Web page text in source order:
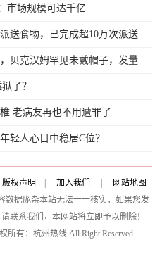
市场规模可达千亿
送食物，已完成超10万次派送
贝克汉姆罕见未戴帽子，发量
了？
老病友再也不用遭罪了
轻人心目中稳居C位？
版权声明 加入我们
网站地图
数据庞杂本站无法一一核实，如果您发
联系我们，本网站将立即予以删除！
所有：杭州热线 All Right Reserved.